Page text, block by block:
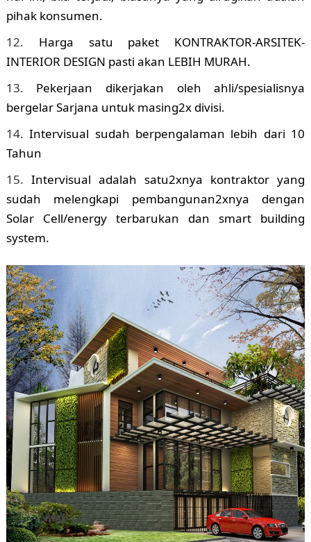
pihak konsumen.
Harga satu paket KONTRAKTOR-ARSITEK-
INTERIOR DESIGN pasti akan LEBIH MURAH.
Pekerjaan dikerjakan oleh ahli/spesialisnya
bergelar Sarjana untuk masing2x divisi.
Intervisual sudah berpengalaman lebih dari 10
Tahun
Intervisual adalah satu2xnya kontraktor yang
sudah melengkapi pembangunan2xnya dengan
Solar Cell/energy terbarukan dan smart building
system.